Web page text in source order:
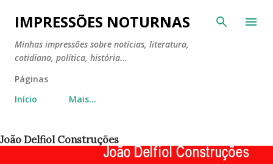
Pular para o conteúdo principal
IMPRESSÕES NOTURNAS
Minhas impressões sobre notícias, literatura,
cotidiano, política, história...
Páginas
Início
Mais…
João Delfiol Construções